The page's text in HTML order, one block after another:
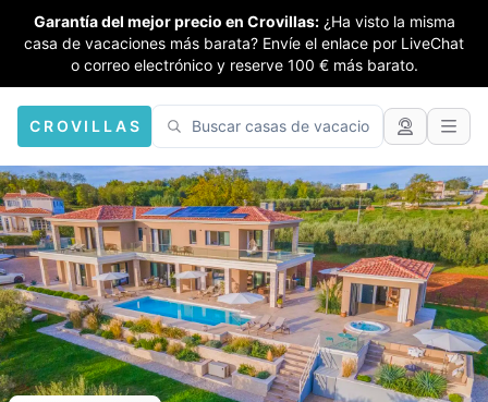
Garantía del mejor precio en Crovillas: ¿Ha visto la misma
casa de vacaciones más barata? Envíe el enlace por LiveChat
o correo electrónico y reserve 100 € más barato.
CROVILLAS